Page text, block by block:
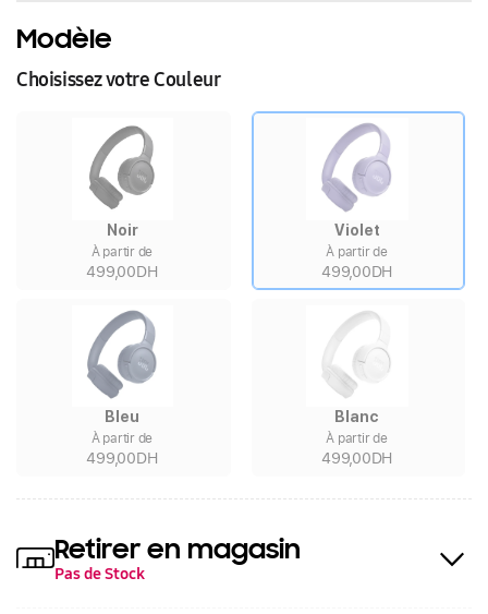
Modèle
Choisissez votre Couleur
Noir
À partir de
499,00DH
Violet
À partir de
499,00DH
Bleu
À partir de
499,00DH
Blanc
À partir de
499,00DH
Retirer en magasin
Pas de Stock